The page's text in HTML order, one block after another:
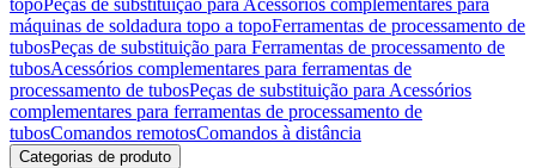
topoPeças de substituição para Acessórios complementares para
máquinas de soldadura topo a topoFerramentas de processamento de
tubosPeças de substituição para Ferramentas de processamento de
tubosAcessórios complementares para ferramentas de
processamento de tubosPeças de substituição para Acessórios
complementares para ferramentas de processamento de
tubosComandos remotosComandos à distância
Categorias de produto